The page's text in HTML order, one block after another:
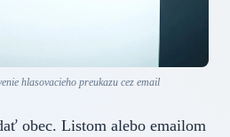
hlasovacieho preukazu cez email
obec. Listom alebo emailom